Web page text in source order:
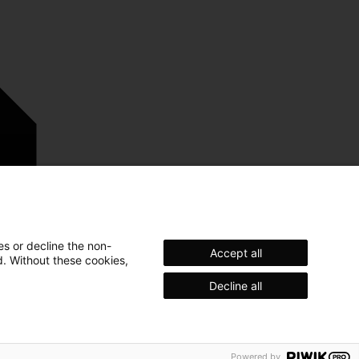
legal Privacidad Marca comercial
or decline the non-
Without these cookies,
Accept all
Decline all
Powered by